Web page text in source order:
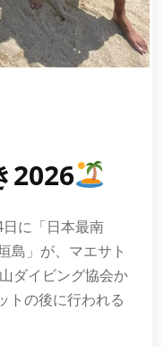
2026
に「日本最南
島」が、マエサト
ダイビング協会か
トの後に行われる